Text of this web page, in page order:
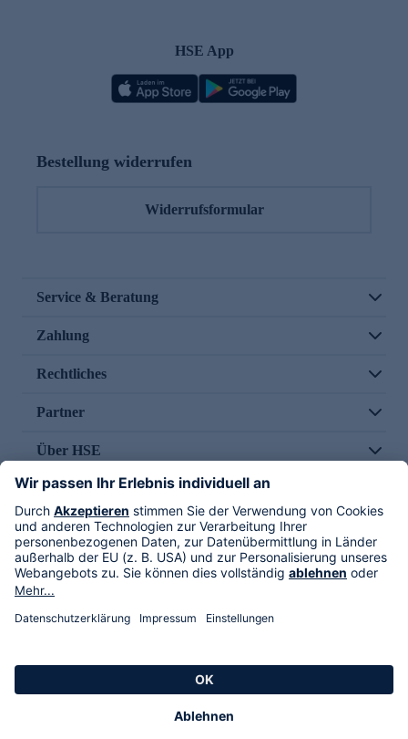
HSE App
Bestellung widerrufen
Widerrufsformular
Service & Beratung
Zahlung
Rechtliches
Partner
Über HSE
Im TV
HSE International